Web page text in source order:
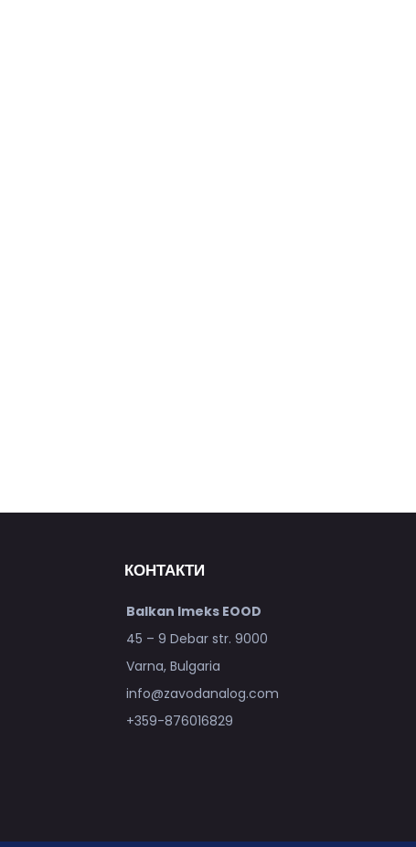
КОНТАКТИ
Balkan Imeks EOOD
45 – 9 Debar str. 9000
Varna, Bulgaria
info@zavodanalog.com
+359-876016829